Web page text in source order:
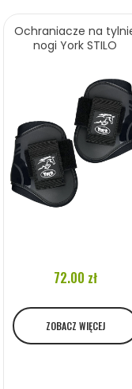
Ochraniacze na
nogi York STILO
72.00 zł
ZOBACZ WIĘCEJ